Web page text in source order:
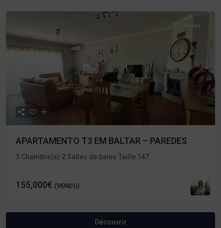
Précédent
Vendu
APARTAMENTO T3 EM BALTAR – PAREDES
3 Chambre(s)·2 Salles de bains·Taille 147
155,000€ (VENDU)